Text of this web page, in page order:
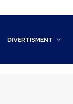
DIVERTISMENT